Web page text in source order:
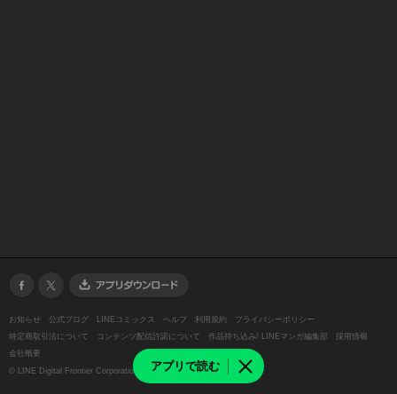
アプリで読む
お知らせ 公式ブログ LINEコミックス ヘルプ 利用規約
プライバシーポリシー
特定商取引法について
コンテンツ配信許諾について 作品持ち込み/ LINEマンガ編集部
採用情報
会社概要
© LINE Digital Frontier Corporation